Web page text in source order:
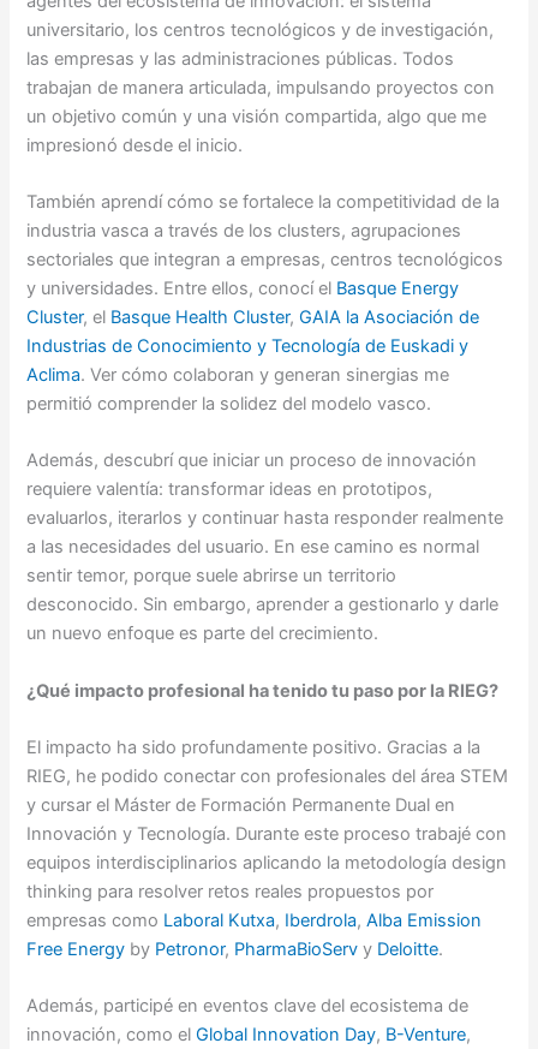
universitario, los centros tecnológicos y de investigación,
las empresas y las administraciones públicas. Todos
trabajan de manera articulada, impulsando proyectos con
un objetivo común y una visión compartida, algo que me
impresionó desde el inicio.
También aprendí cómo se fortalece la competitividad de la
industria vasca a través de los clusters, agrupaciones
sectoriales que integran a empresas, centros tecnológicos
y universidades. Entre ellos, conocí el Basque Energy
Cluster, el Basque Health Cluster,GAIA la Asociación de
Industrias de Conocimiento y Tecnología de Euskadi y
Aclima. Ver cómo colaboran y generan sinergias me
permitió comprender la solidez del modelo vasco.
Además, descubrí que iniciar un proceso de innovación
requiere valentía: transformar ideas en prototipos,
evaluarlos, iterarlos y continuar hasta responder realmente
a las necesidades del usuario. En ese camino es normal
sentir temor, porque suele abrirse un territorio
desconocido. Sin embargo, aprender a gestionarlo y darle
un nuevo enfoque es parte del crecimiento.
¿Qué impacto profesional ha tenido tu paso por la RIEG?
El impacto ha sido profundamente positivo. Gracias a la
RIEG, he podido conectar con profesionales del área STEM
y cursar el Máster de Formación Permanente Dual en
Innovación y Tecnología. Durante este proceso trabajé con
equipos interdisciplinarios aplicando la metodología design
thinking para resolver retos reales propuestos por
empresas como Laboral Kutxa, Iberdrola,Alba Emission
Free Energy by Petronor, PharmaBioServ y Deloitte.
Además, participé en eventos clave del ecosistema de
innovación, como elGlobal Innovation Day, B-Venture,